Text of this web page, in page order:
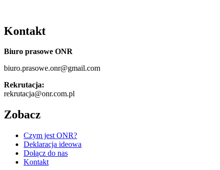
Kontakt
Biuro prasowe ONR
biuro.prasowe.onr@gmail.com
Rekrutacja:
rekrutacja@onr.com.pl
Zobacz
Czym jest ONR?
Deklaracja ideowa
Dołącz do nas
Kontakt